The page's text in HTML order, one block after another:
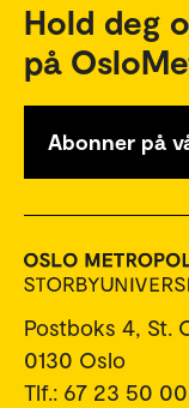
Hold deg
på
Abonner på
Postboks 4, St.
0130 Oslo
Tlf.: 67 23 50 00